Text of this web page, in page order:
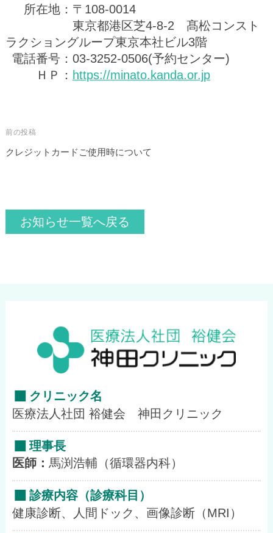
所在地： 〒108-0014
東京都港区芝4-8-2 髙松コンスト
ラクショングループ東京本社ビル3階
電話番号： 03-3252-0506(予約センター)
ＨＰ： https://minato.kanda.or.jp
投
シ
ョ
ン
前の投稿
クレジットカードご使用時について
お知らせ一覧へ戻る
クリニック名
医療法人社団 裕健会 神田クリニック
理事長
医師： 馬渕浩輔（循環器内科）
診療内容（診療科目）
健康診断、人間ドック、画像診断（MRI）